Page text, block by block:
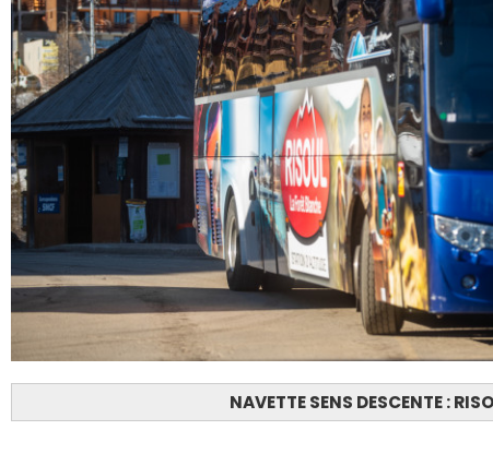
NAVETTE SENS DESCENTE :